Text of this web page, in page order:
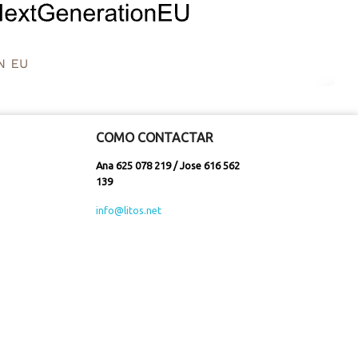
COMO CONTACTAR
Ana 625 078 219 / Jose 616 562
139
info@litos.net